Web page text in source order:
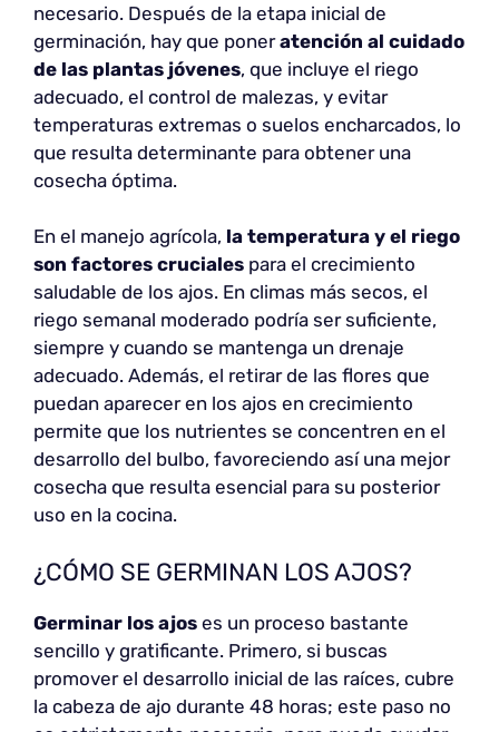
necesario. Después de la etapa inicial de
germinación, hay que poneratención al cuidado
de las plantas jóvenes, que incluye el riego
adecuado, el control de malezas, y evitar
temperaturas extremas o suelos encharcados, lo
que resulta determinante para obtener una
cosecha óptima.
En el manejo agrícola, la temperatura y el riego
son factores cruciales para el crecimiento
saludable de los ajos. En climas más secos, el
riego semanal moderado podría ser suficiente,
siempre y cuando se mantenga un drenaje
adecuado. Además, el retirar de las flores que
puedan aparecer en los ajos en crecimiento
permite que los nutrientes se concentren en el
desarrollo del bulbo, favoreciendo así una mejor
cosecha que resulta esencial para su posterior
uso en la cocina.
¿CÓMO SE GERMINAN LOS AJOS?
Germinar los ajos es un proceso bastante
sencillo y gratificante. Primero, si buscas
promover el desarrollo inicial de las raíces, cubre
la cabeza de ajo durante 48 horas; este paso no